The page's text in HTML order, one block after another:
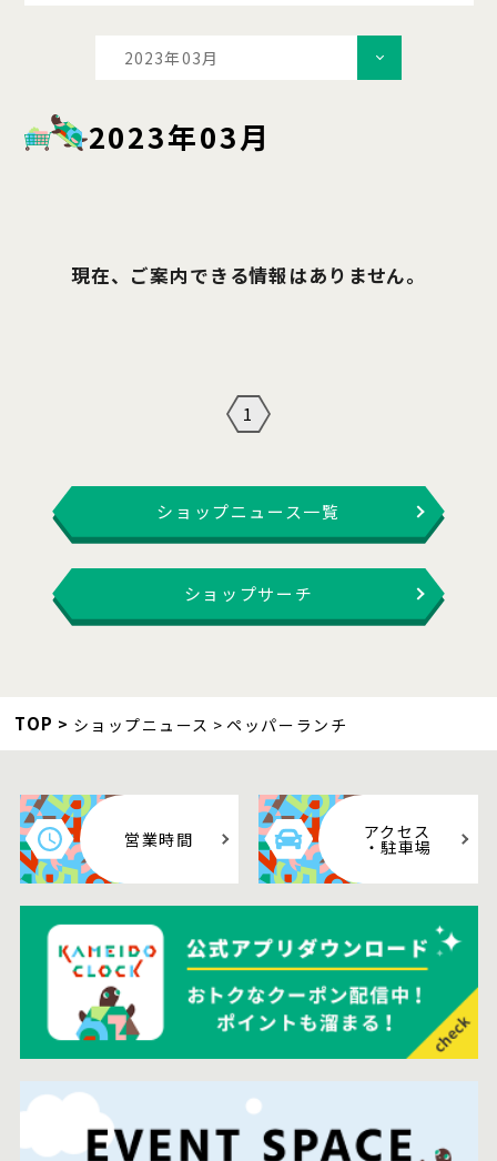
2023年03月
2023年03月
現在、ご案内できる情報はありません。
1
ショップニュース一覧
ショップサーチ
TOP ショップニュース ペッパーランチ
営業時間 アクセス
・駐車場